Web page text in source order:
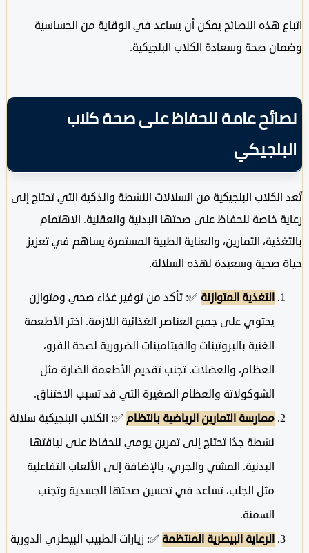
هذه النصائح يمكن أن يساعد في الوقاية من الحساسية
صحة وسعادة الكلاب البلجيكية.
عامة للحفاظ على صحة كلاب
البلجيكية من السلالات النشطة والذكية التي تحتاج إلى
خاصة للحفاظ على صحتها البدنية والعقلية. الاهتمام
التمارين، والعناية الطبية المستمرة يساهم في تعزيز
صحية وسعيدة لهذه السلالة.
التغذية المتوازنة✅: تأكد من توفير غذاء صحي ومتوازن
يحتوي على جميع العناصر الغذائية اللازمة. اختر الأطعمة
الغنية بالبروتينات والفيتامينات الضرورية لصحة الفرو،
العظام، والعضلات. تجنب تقديم الأطعمة الضارة مثل
الشوكولاتة والعظام الصغيرة التي قد تسبب الاختناق.
ممارسة التمارين الرياضية بانتظام✅: الكلاب البلجيكية سلالة
نشطة جدًا تحتاج إلى تمرين يومي للحفاظ على لياقتها
البدنية. المشي والجري، بالإضافة إلى الألعاب التفاعلية
مثل الجلب، تساعد في تحسين صحتها الجسدية وتجنب
السمنة.
الرعاية البيطرية المنتظمة✅: زيارات الطبيب البيطري الدورية